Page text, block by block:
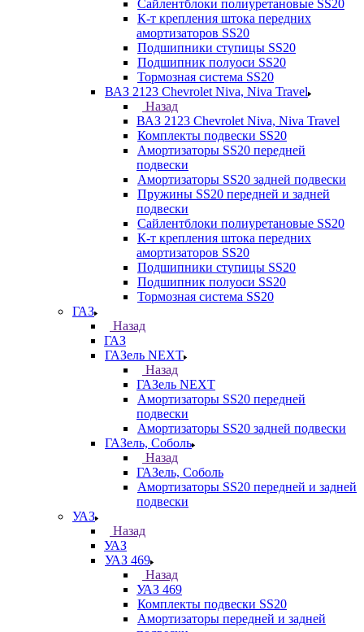
Сайлентблоки полиуретановые SS20
К-т крепления штока передних
амортизаторов SS20
Подшипники ступицы SS20
Подшипник полуоси SS20
Тормозная система SS20
ВАЗ 2123 Chevrolet Niva, Niva Travel
Назад
ВАЗ 2123 Chevrolet Niva, Niva Travel
Комплекты подвески SS20
Амортизаторы SS20 передней
подвески
Амортизаторы SS20 задней подвески
Пружины SS20 передней и задней
подвески
Сайлентблоки полиуретановые SS20
К-т крепления штока передних
амортизаторов SS20
Подшипники ступицы SS20
Подшипник полуоси SS20
Тормозная система SS20
ГАЗ
Назад
ГАЗ
ГАЗель NEXT
Назад
ГАЗель NEXT
Амортизаторы SS20 передней
подвески
Амортизаторы SS20 задней подвески
ГАЗель, Соболь
Назад
ГАЗель, Соболь
Амортизаторы SS20 передней и задней
подвески
УАЗ
Назад
УАЗ
УАЗ 469
Назад
УАЗ 469
Комплекты подвески SS20
Амортизаторы передней и задней